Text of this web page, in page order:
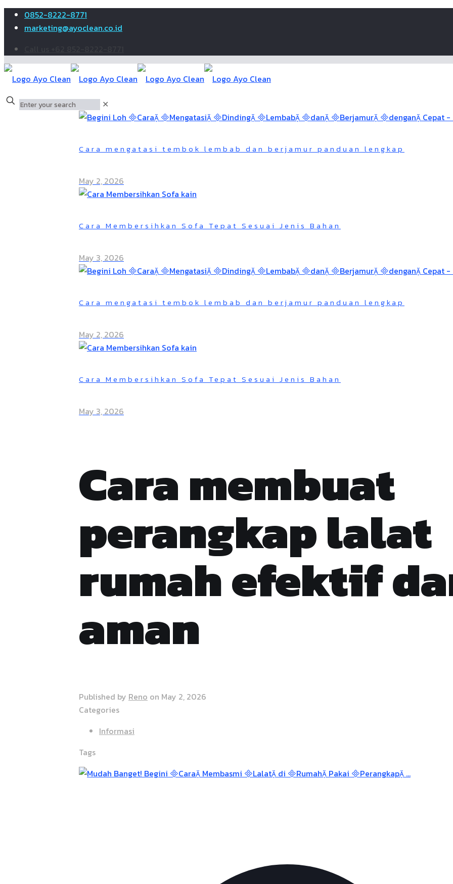
0852-8222-8771
marketing@ayoclean.co.id
✕
Cara mengatasi tembok lembab dan berjamur panduan lengkap
May 2, 2026
Cara Membersihkan Sofa Tepat Sesuai Jenis Bahan
May 3, 2026
Cara mengatasi tembok lembab dan berjamur panduan lengkap
May 2, 2026
Cara Membersihkan Sofa Tepat Sesuai Jenis Bahan
May 3, 2026
Cara membuat
perangkap lalat
rumah efektif
aman
Published by Reno on May 2, 2026
Categories
Informasi
Tags